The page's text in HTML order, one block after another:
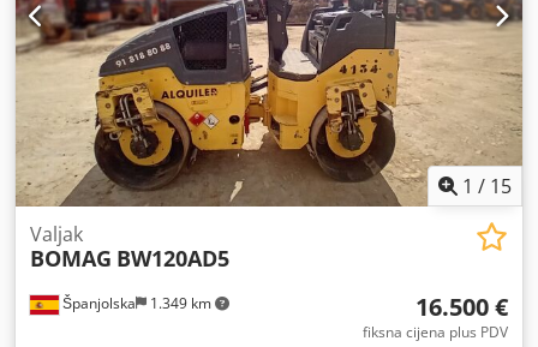
1 / 15
Španjolska 1.349 km
Valjak
BOMAG BW120AD5
16.500 €
fiksna cijena plus PDV